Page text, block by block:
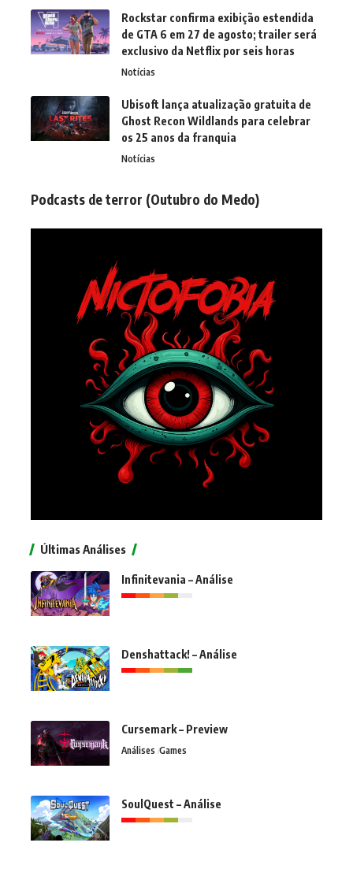
Rockstar confirma exibição estendida
de GTA 6 em 27 de agosto; trailer será
exclusivo da Netflix por seis horas
Notícias
Ubisoft lança atualização gratuita de
Ghost Recon Wildlands para celebrar
os 25 anos da franquia
Notícias
Podcasts de terror (Outubro do Medo)
Últimas Análises
Infinitevania – Análise
Denshattack! – Análise
Cursemark – Preview
Análises Games
SoulQuest – Análise